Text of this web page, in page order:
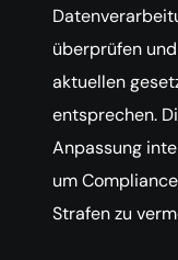
überprüfen
aktuellen
entsprechen.
Anpassung
um
Strafen zu